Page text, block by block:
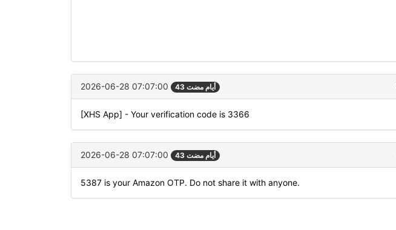
2026-06-28 07:07:00 43 أيام مضت
[XHS App] - Your verification code is 3366
2026-06-28 07:07:00 43 أيام مضت
5387 is your Amazon OTP. Do not share it with anyone.